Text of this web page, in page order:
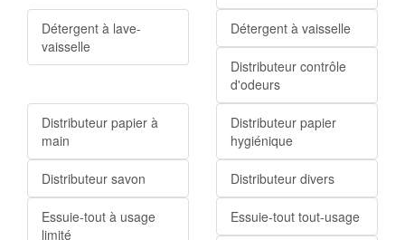
Détergent à lave-
vaisselle
Détergent à vaisselle
Distributeur contrôle
d'odeurs
Distributeur papier à
main
Distributeur papier
hygiénique
Distributeur savon Distributeur divers
Essuie-tout à usage
limité
Essuie-tout tout-usage